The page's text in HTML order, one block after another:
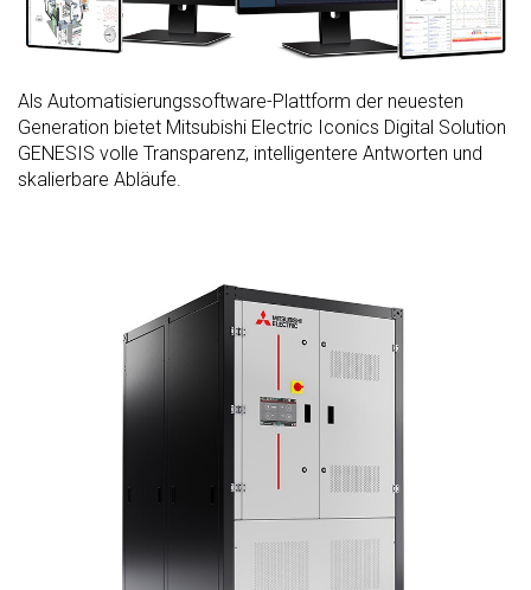
Als Automatisierungssoftware-Plattform der neuesten
Generation bietet Mitsubishi Electric Iconics Digital Solution
GENESIS volle Transparenz, intelligentere Antworten und
skalierbare Abläufe.